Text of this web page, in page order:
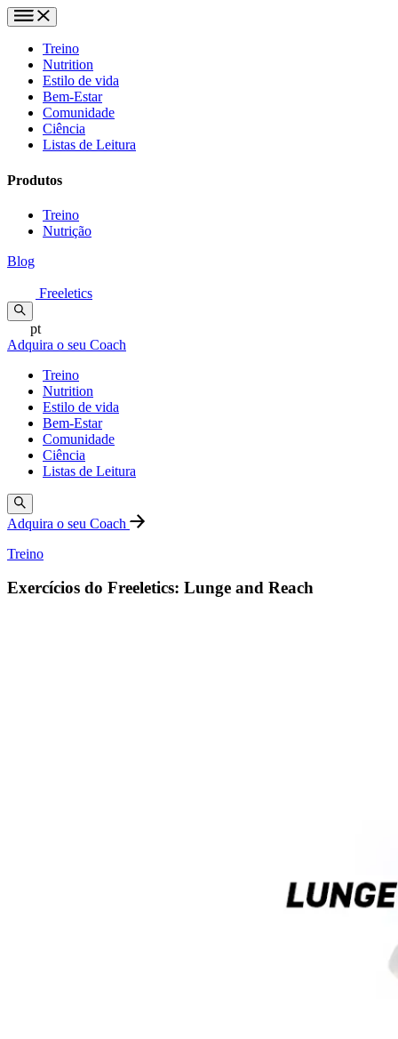
Treino
Nutrition
Estilo de vida
Bem-Estar
Comunidade
Ciência
Listas de Leitura
Produtos
Treino
Nutrição
Blog
Freeletics
pt
Adquira o seu Coach
Treino
Nutrition
Estilo de vida
Bem-Estar
Comunidade
Ciência
Listas de Leitura
Adquira o seu Coach
Treino
Exercícios do Freeletics: Lunge and Reach